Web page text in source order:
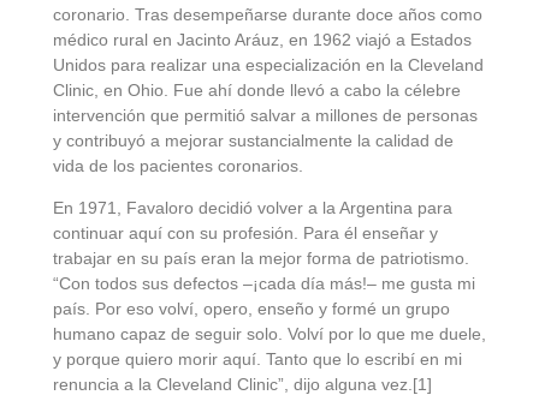
coronario. Tras desempeñarse durante doce años como
médico rural en Jacinto Aráuz, en 1962 viajó a Estados
Unidos para realizar una especialización en la Cleveland
Clinic, en Ohio. Fue ahí donde llevó a cabo la célebre
intervención que permitió salvar a millones de personas
y contribuyó a mejorar sustancialmente la calidad de
vida de los pacientes coronarios.
En 1971, Favaloro decidió volver a la Argentina para
continuar aquí con su profesión. Para él enseñar y
trabajar en su país eran la mejor forma de patriotismo.
“Con todos sus defectos –¡cada día más!– me gusta mi
país. Por eso volví, opero, enseño y formé un grupo
humano capaz de seguir solo. Volví por lo que me duele,
y porque quiero morir aquí. Tanto que lo escribí en mi
renuncia a la Cleveland Clinic”, dijo alguna vez.[1]